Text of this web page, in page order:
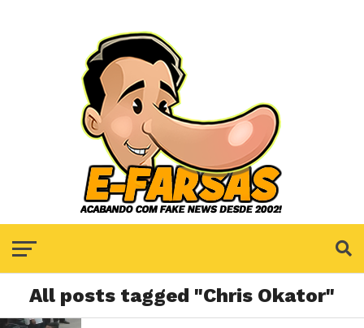
All posts tagged "Chris Okator"